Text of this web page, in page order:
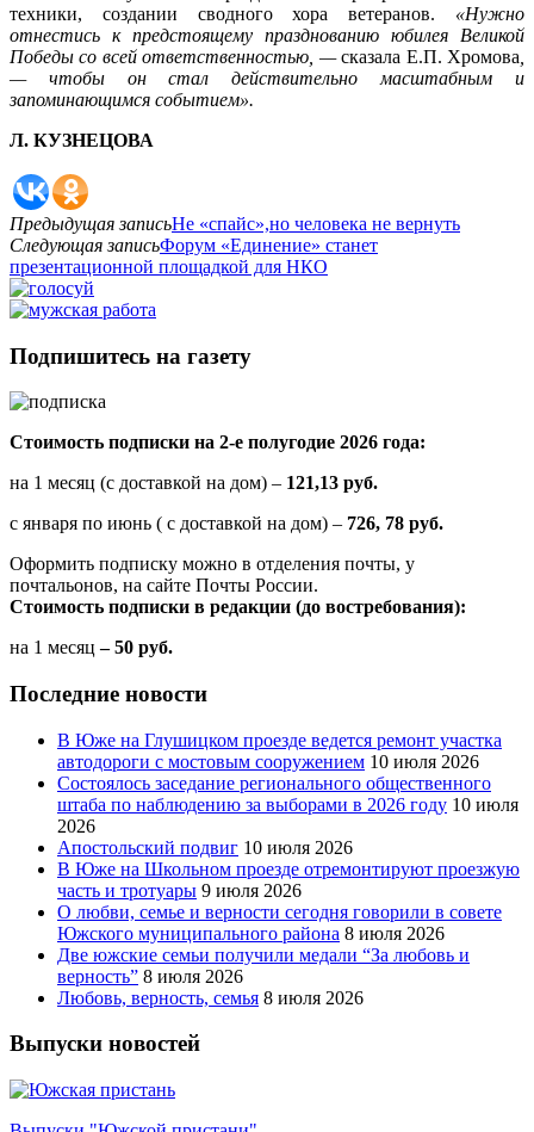
техники, создании сводного хора ветеранов. «Нужно
отнестись к предстоящему празднованию юбилея Великой
Победы со всей ответственностью, —сказала Е.П. Хромова
— чтобы он стал действительно масштабным и
запоминающимся событием».
Л. КУЗНЕЦОВА
Предыдущая записьНе «спайс»,но человека не вернуть
Следующая записьФорум «Единение» станет
презентационной площадкой для НКО
Подпишитесь на газету
Стоимость подписки на 2-е полугодие 2026 года:
на 1 месяц (с доставкой на дом) – 121,13 руб.
с января по июнь ( с доставкой на дом) – 726, 78 руб.
Оформить подписку можно в отделения почты, у
почтальонов, на сайте Почты России.
Стоимость подписки в редакции (до востребования):
на 1 месяц – 50 руб.
Последние новости
В Юже на Глушицком проезде ведется ремонт участка
автодороги с мостовым сооружением 10 июля 2026
Состоялось заседание регионального общественного
штаба по наблюдению за выборами в 2026 году 10 июля
2026
Апостольский подвиг 10 июля 2026
В Юже на Школьном проезде отремонтируют проезжую
часть и тротуары 9 июля 2026
О любви, семье и верности сегодня говорили в совете
Южского муниципального района 8 июля 2026
Две южские семьи получили медали “За любовь и
верность” 8 июля 2026
Любовь, верность, семья 8 июля 2026
Выпуски новостей